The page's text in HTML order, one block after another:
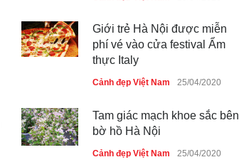
Giới trẻ Hà Nội được miễn
phí vé vào cửa festival Ẩm
thực Italy
Cảnh đẹp Việt Nam 25/04/2020
Tam giác mạch khoe sắc bên
bờ hồ Hà Nội
Cảnh đẹp Việt Nam 25/04/2020